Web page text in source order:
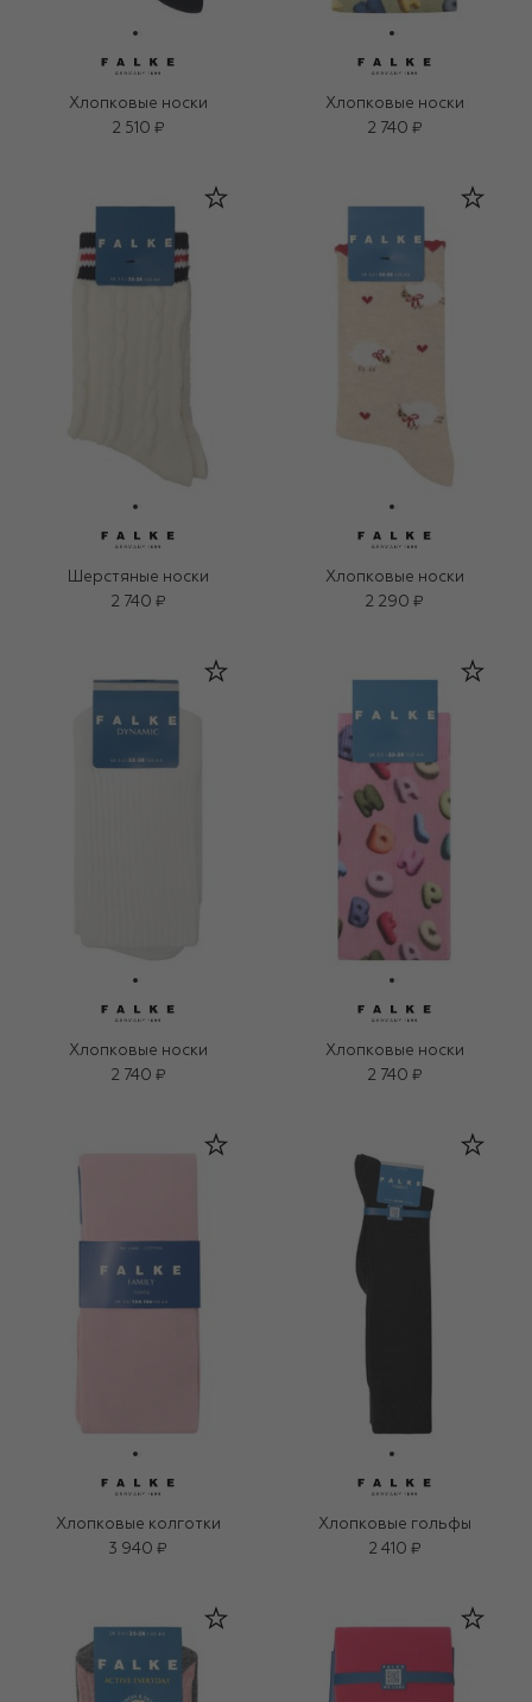
Хлопковые носки
2 510 ₽
Хлопковые носки
2 740 ₽
Шерстяные носки
2 740 ₽
Хлопковые носки
2 290 ₽
Хлопковые носки
2 740 ₽
Хлопковые носки
2 740 ₽
Хлопковые колготки
3 940 ₽
Хлопковые гольфы
2 410 ₽